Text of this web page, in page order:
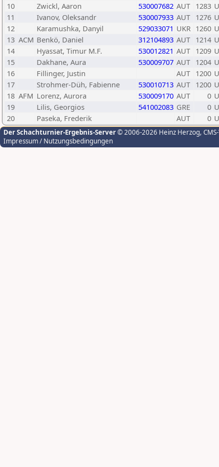
10
Zwickl, Aaron 530007682 AUT 1283
11
Ivanov, Oleksandr 530007933 AUT 1276
12
Karamushka, Danyil 529033071 UKR 1260
13 ACM Benkö, Daniel 312104893 AUT 1214
14
Hyassat, Timur M.F. 530012821 AUT 1209
15
Dakhane, Aura 530009707 AUT 1204
16
Fillinger, Justin AUT 1200
17
Strohmer-Düh, Fabienne 530010713 AUT 1200
18 AFM Lorenz, Aurora 530009170 AUT 0
19
Lilis, Georgios 541002083 GRE 0
20
Paseka, Frederik AUT 0
Der Schachturnier-Ergebnis-Server© 2006-2026 Heinz Herzog,
Impressum / Nutzungsbedingungen